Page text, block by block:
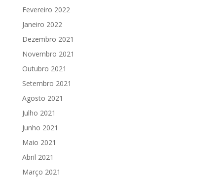
Fevereiro 2022
Janeiro 2022
Dezembro 2021
Novembro 2021
Outubro 2021
Setembro 2021
Agosto 2021
Julho 2021
Junho 2021
Maio 2021
Abril 2021
Março 2021